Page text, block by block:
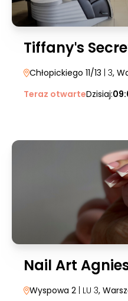
Tiffanyˈs
Chłopickiego 11/13 | 3,
Teraz otwarteDzisiaj:
Nail Art
Wyspowa 2 | LU 3,